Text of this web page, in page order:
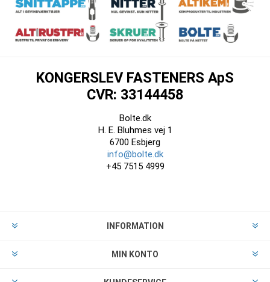
KONGERSLEV FASTENERS ApS
CVR: 33144458
Bolte.dk
H. E. Bluhmes vej 1
6700 Esbjerg
info@bolte.dk
+45 7515 4999
INFORMATION
MIN KONTO